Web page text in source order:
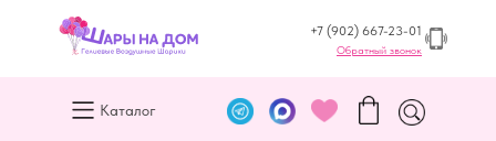
+7 (902) 667-23-01
Обратный звонок
Каталог